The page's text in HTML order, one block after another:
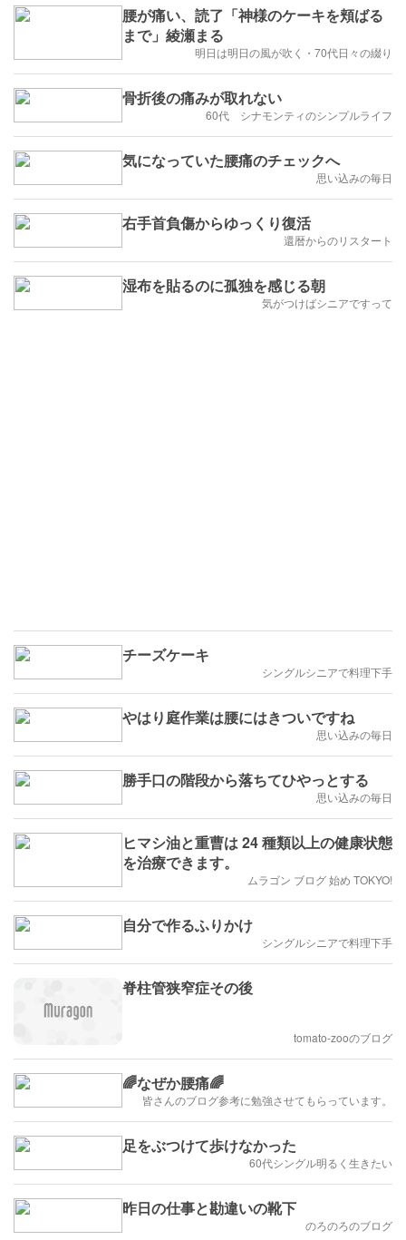
腰が痛い、読了「神様のケーキを頬ばる
まで」綾瀬まる
明日は明日の風が吹く・70代日々の綴り
骨折後の痛みが取れない
60代 シナモンティのシンプルライフ
気になっていた腰痛のチェックへ
思い込みの毎日
右手首負傷からゆっくり復活
還暦からのリスタート
湿布を貼るのに孤独を感じる朝
気がつけばシニアですって
チーズケーキ
シングルシニアで料理下手
やはり庭作業は腰にはきついですね
思い込みの毎日
勝手口の階段から落ちてひやっとする
思い込みの毎日
ヒマシ油と重曹は 24 種類以上の健康状態
を治療できます。
ムラゴン ブログ 始め TOKYO!
自分で作るふりかけ
シングルシニアで料理下手
脊柱管狭窄症その後
tomato-zooのブログ
🌈なぜか腰痛🌈
皆さんのブログ参考に勉強させてもらっています。
足をぶつけて歩けなかった
60代シングル明るく生きたい
昨日の仕事と勘違いの靴下
のろのろのブログ